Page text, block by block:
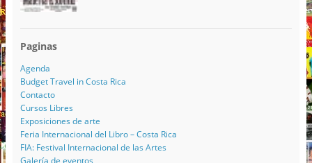
Paginas
Agenda
Budget Travel in Costa Rica
Contacto
Cursos Libres
Exposiciones de arte
Feria Internacional del Libro – Costa Rica
FIA: Festival Internacional de las Artes
Galería de eventos